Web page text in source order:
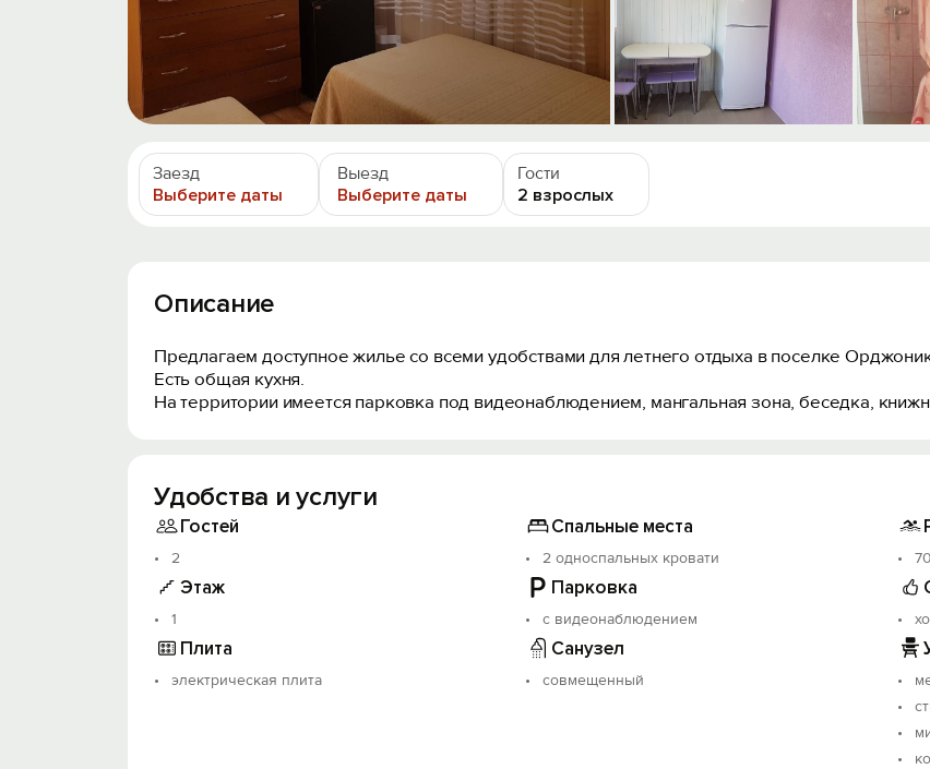
Заезд
Выберите даты
Выезд
Выберите даты
Гости
2 взрослых
Описание
Предлагаем доступное жилье со всеми удобствами для летнего отдыха в поселке
Есть общая кухня.
На территории имеется парковка под видеонаблюдением, мангальная зона, беседка,
Удобства и услуги
Гостей
2
Спальные места
2 односпальных кровати
Этаж
1
Парковка
с видеонаблюдением
Плита
электрическая плита
Санузел
совмещенный